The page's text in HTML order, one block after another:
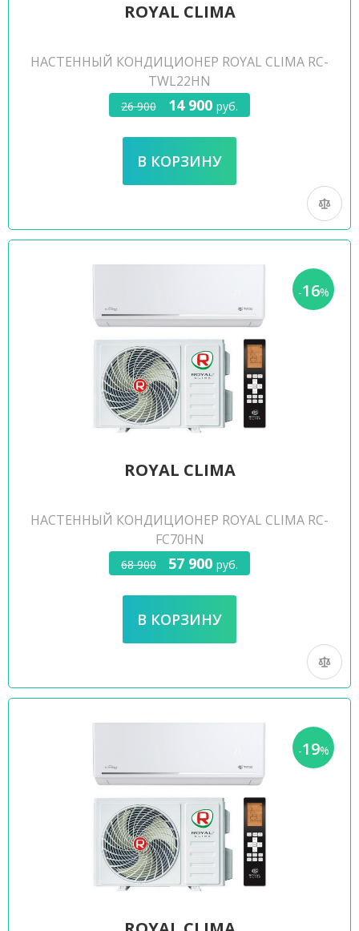
ROYAL CLIMA
НАСТЕННЫЙ КОНДИЦИОНЕР ROYAL CLIMA RC-
TWL22HN
26 900 14 900 руб.
-16%
ROYAL CLIMA
НАСТЕННЫЙ КОНДИЦИОНЕР ROYAL CLIMA RC-
FC70HN
68 900 57 900 руб.
-19%